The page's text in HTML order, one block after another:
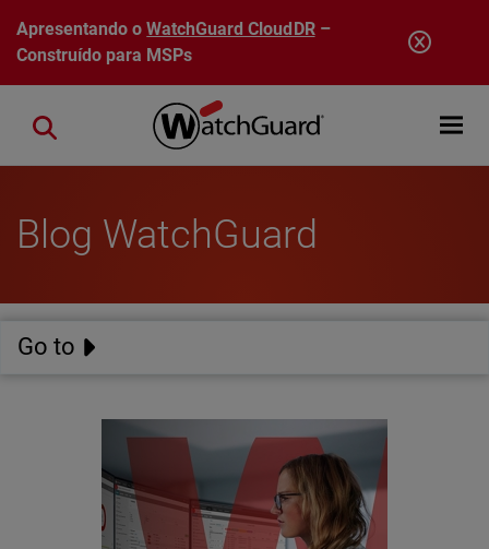
Pular para o conteúdo principal
Apresentando oWatchGuard CloudDR–
Construído para MSPs
Open
Close search
Blog WatchGuard
Go to